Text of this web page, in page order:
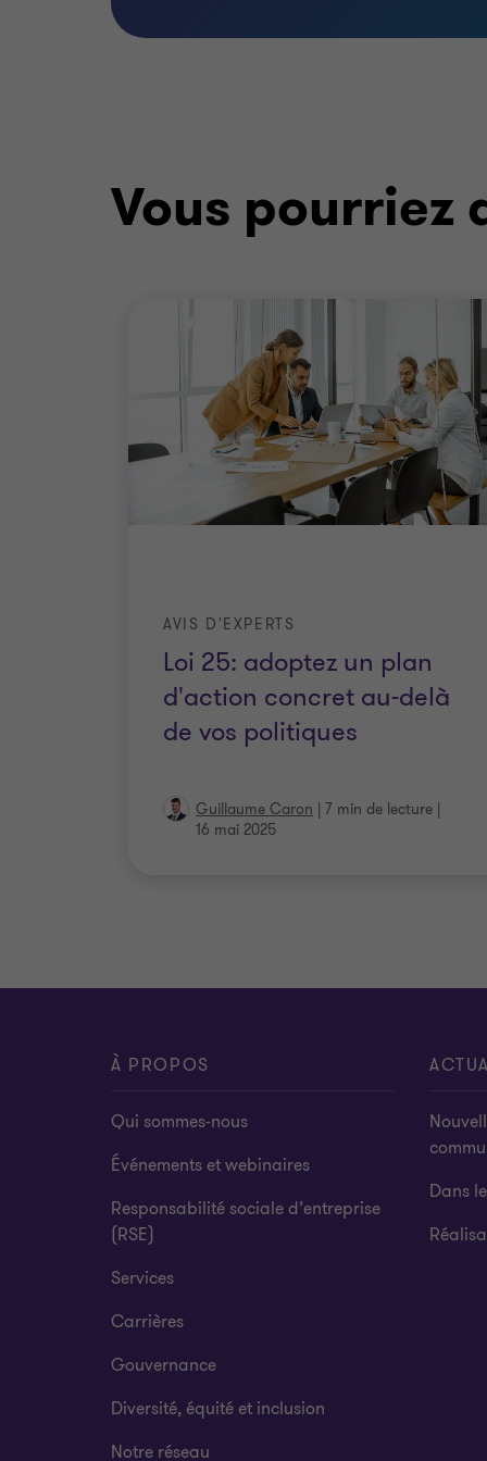
Vous pourriez
Loi 25: adoptez un plan
d'action concret au-delà
de vos politiques
AVIS D'EXPERTS
Guillaume Caron | 7 min de lecture |
16 mai 2025
À PROPOS
Qui sommes-nous
Événements et webinaires
Responsabilité sociale d’entreprise
(RSE)
Services
Carrières
Gouvernance
Diversité, équité et inclusion
Notre réseau
Dans